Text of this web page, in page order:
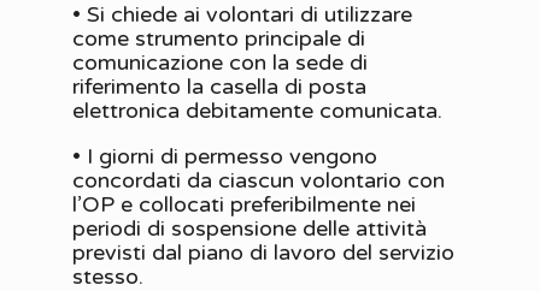
• Si chiede ai volontari di utilizzare
come strumento principale di
comunicazione con la sede di
riferimento la casella di posta
elettronica debitamente comunicata.
• I giorni di permesso vengono
concordati da ciascun volontario con
l’OP e collocati preferibilmente nei
periodi di sospensione delle attività
previsti dal piano di lavoro del servizio
stesso.